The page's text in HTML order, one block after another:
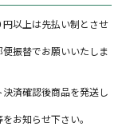
以上は先払い制とさせ
振替でお願いいたしま
済確認後商品を発送し
お知らせ下さい。